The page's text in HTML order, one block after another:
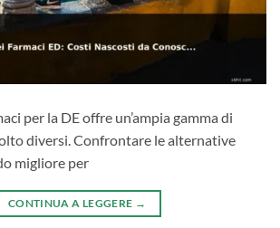
per la DE offre un’ampia gamma di
diversi. Confrontare le alternative
migliore per
CONTINUA A LEGGERE →